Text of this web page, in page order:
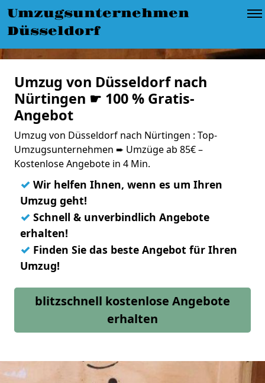
Umzugsunternehmen
Düsseldorf
Umzug von Düsseldorf nach
Nürtingen ☛ 100 % Gratis-
Angebot
Umzug von Düsseldorf nach Nürtingen : Top-
Umzugsunternehmen ➨ Umzüge ab 85€ –
Kostenlose Angebote in 4 Min.
✓ Wir helfen Ihnen, wenn es um Ihren
Umzug geht!
✓ Schnell & unverbindlich Angebote
erhalten!
✓ Finden Sie das beste Angebot für Ihren
Umzug!
blitzschnell kostenlose Angebote
erhalten